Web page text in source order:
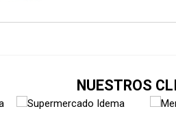
NUESTROS